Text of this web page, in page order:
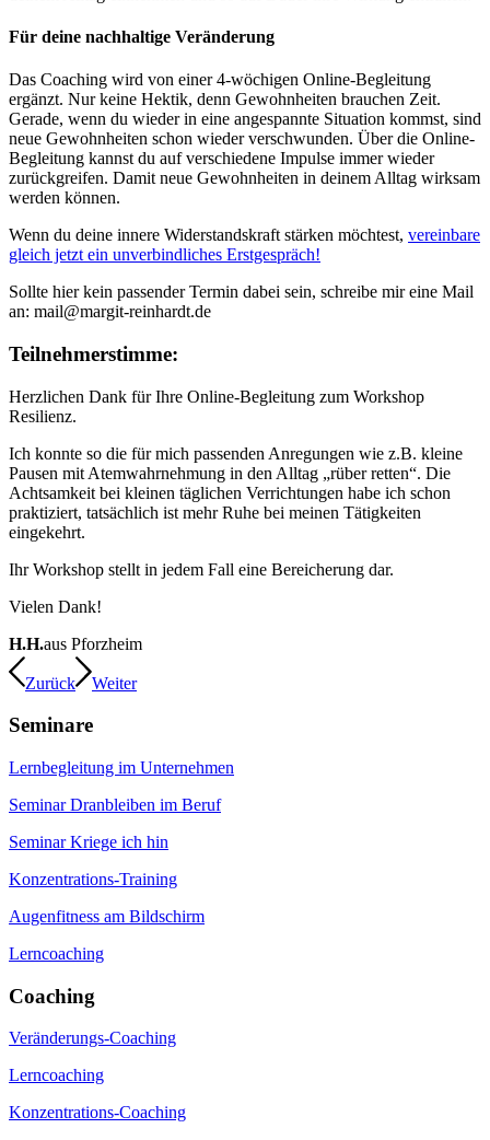
Für deine nachhaltige Veränderung
Das Coaching wird von einer 4-wöchigen Online-Begleitung
ergänzt. Nur keine Hektik, denn Gewohnheiten brauchen Zeit.
Gerade, wenn du wieder in eine angespannte Situation kommst, sind
neue Gewohnheiten schon wieder verschwunden. Über die Online-
Begleitung kannst du auf verschiedene Impulse immer wieder
zurückgreifen. Damit neue Gewohnheiten in deinem Alltag wirksam
werden können.
Wenn du deine innere Widerstandskraft stärken möchtest, vereinbare
gleich jetzt ein unverbindliches Erstgespräch!
Sollte hier kein passender Termin dabei sein, schreibe mir eine Mail
an: mail@margit-reinhardt.de
Teilnehmerstimme:
Herzlichen Dank für Ihre Online-Begleitung zum Workshop
Resilienz.
Ich konnte so die für mich passenden Anregungen wie z.B. kleine
Pausen mit Atemwahrnehmung in den Alltag „rüber retten“. Die
Achtsamkeit bei kleinen täglichen Verrichtungen habe ich schon
praktiziert, tatsächlich ist mehr Ruhe bei meinen Tätigkeiten
eingekehrt.
Ihr Workshop stellt in jedem Fall eine Bereicherung dar.
Vielen Dank!
H.H.aus Pforzheim
Zurück Weiter
Seminare
Lernbegleitung im Unternehmen
Seminar Dranbleiben im Beruf
Seminar Kriege ich hin
Konzentrations-Training
Augenfitness am Bildschirm
Lerncoaching
Coaching
Veränderungs-Coaching
Lerncoaching
Konzentrations-Coaching